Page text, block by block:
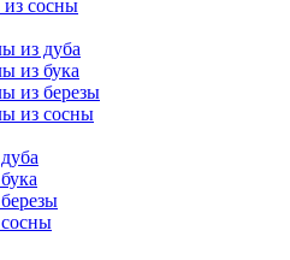
из сосны
из дуба
из бука
из березы
из сосны